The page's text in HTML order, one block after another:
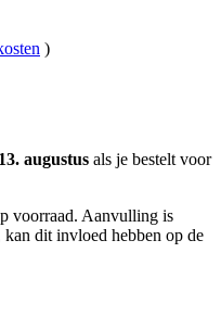
)
augustus als je bestelt voor
voorraad. Aanvulling is
dit invloed hebben op de